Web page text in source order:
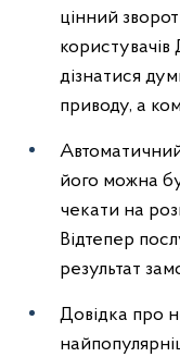
цінний
дізнатися
приводу, а
його можна
чекати на
Відтепер
результат
Довідка про